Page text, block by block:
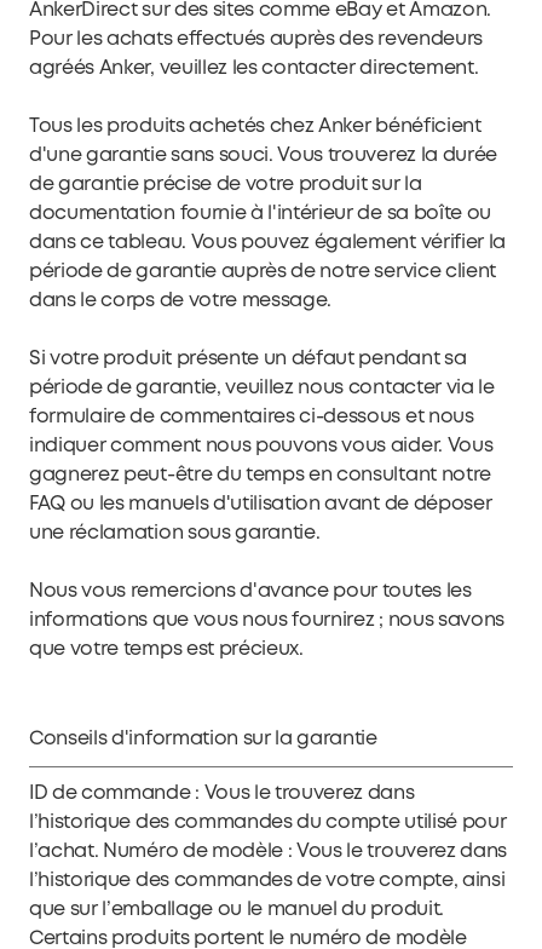
AnkerDirect sur des sites comme eBay et Amazon.
Pour les achats effectués auprès des revendeurs
agréés Anker, veuillez les contacter directement.
Tous les produits achetés chez Anker bénéficient
d'une garantie sans souci. Vous trouverez la durée
de garantie précise de votre produit sur la
documentation fournie à l'intérieur de sa boîte ou
dansce tableau. Vous pouvez également vérifier la
période de garantie auprès de notre service client
dans le corps de votre message.
Si votre produit présente un défaut pendant sa
période de garantie, veuillez nous contacter via le
formulaire de commentaires ci-dessous et nous
indiquer comment nous pouvons vous aider. Vous
gagnerez peut-être du temps en consultant notre
FAQ ou les manuels d'utilisation avant de déposer
une réclamation sous garantie.
Nous vous remercions d'avance pour toutes les
informations que vous nous fournirez ; nous savons
que votre temps est précieux.
Conseils d'information sur la garantie
ID de commande : Vous le trouverez dans
l’historique des commandes du compte utilisé pour
l’achat. Numéro de modèle : Vous le trouverez dans
l’historique des commandes de votre compte, ainsi
que sur l’emballage ou le manuel du produit.
Certains produits portent le numéro de modèle